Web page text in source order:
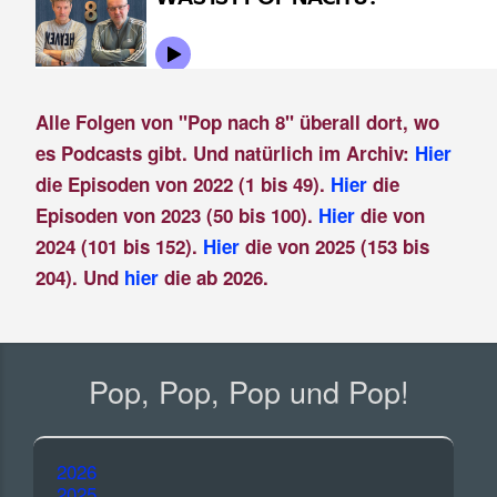
Alle Folgen von "Pop nach 8" überall dort, wo
es Podcasts gibt. Und natürlich im Archiv: Hier
die Episoden von 2022 (1 bis 49). Hierdie
Episoden von 2023 (50 bis 100). Hier die von
2024 (101 bis 152). Hier die von 2025 (153 bis
204). Und hier die ab 2026.
Pop, Pop, Pop und Pop!
2026